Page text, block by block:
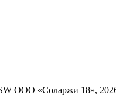
ООО «Соларжи 18»,